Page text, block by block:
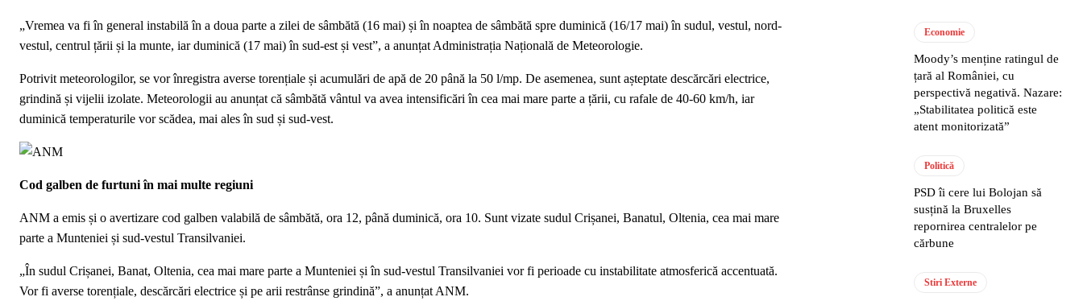
„Vremea va fi în general instabilă în a doua parte a zilei de sâmbătă (16 mai) și în noaptea de sâmbătă spre duminică (16/17 mai) în sudul, vestul, nord-
vestul, centrul țării și la munte, iar duminică (17 mai) în sud-est și vest”, a anunțat Administrația Națională de Meteorologie.
Potrivit meteorologilor, se vor înregistra averse torențiale și acumulări de apă de 20 până la 50 l/mp. De asemenea, sunt așteptate descărcări electrice,
grindină și vijelii izolate. Meteorologii au anunțat că sâmbătă vântul va avea intensificări în cea mai mare parte a țării, cu rafale de 40-60 km/h, iar
duminică temperaturile vor scădea, mai ales în sud și sud-vest.
Cod galben de furtuni în mai multe regiuni
ANM a emis și o avertizare cod galben valabilă de sâmbătă, ora 12, până duminică, ora 10. Sunt vizate sudul Crișanei, Banatul, Oltenia, cea mai mare
parte a Munteniei și sud-vestul Transilvaniei.
„În sudul Crișanei, Banat, Oltenia, cea mai mare parte a Munteniei și în sud-vestul Transilvaniei vor fi perioade cu instabilitate atmosferică accentuată.
Vor fi averse torențiale, descărcări electrice și pe arii restrânse grindină”, a anunțat ANM.
Economie
Moody’s menține ratingul de
țară al României, cu
perspectivă negativă. Nazare:
„Stabilitatea politică este
atent monitorizată”
Politică
PSD îi cere lui Bolojan să
susțină la Bruxelles
repornirea centralelor pe
cărbune
Stiri Externe